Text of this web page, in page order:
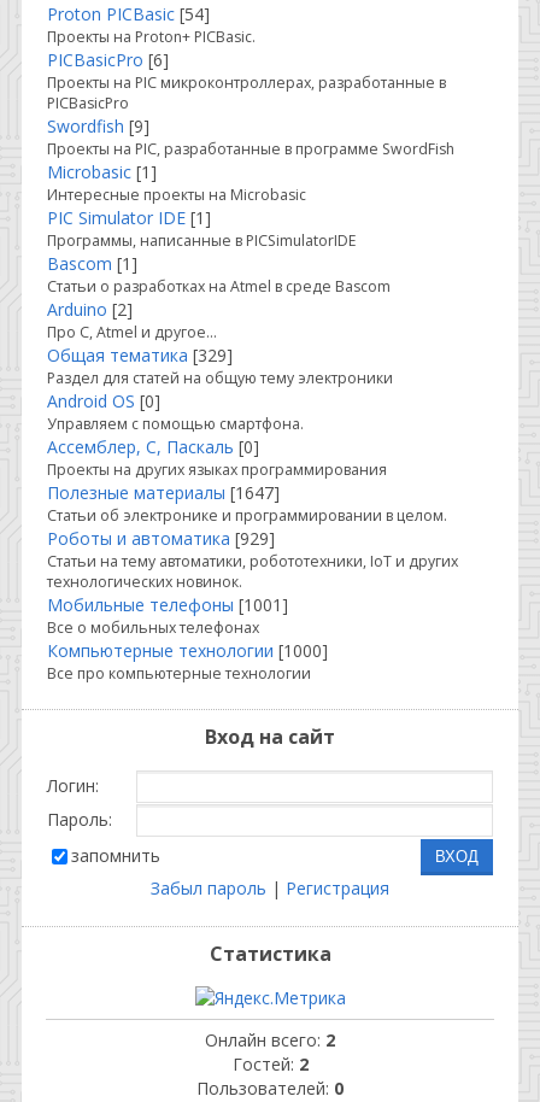
Proton PICBasic [54]
Проекты на Proton+ PICBasic.
PICBasicPro [6]
Проекты на PIC микроконтроллерах, разработанные в
PICBasicPro
Swordfish [9]
Проекты на PIC, разработанные в программе SwordFish
Microbasic [1]
Интересные проекты на Microbasic
PIC Simulator IDE [1]
Программы, написанные в PICSimulatorIDE
Bascom [1]
Статьи о разработках на Atmel в среде Bascom
Arduino [2]
Про C, Atmel и другое...
Общая тематика [329]
Раздел для статей на общую тему электроники
Android OS [0]
Управляем с помощью смартфона.
Ассемблер, С, Паскаль [0]
Проекты на других языках программирования
Полезные материалы [1647]
Статьи об электронике и программировании в целом.
Роботы и автоматика [929]
Статьи на тему автоматики, робототехники, IoT и других
технологических новинок.
Мобильные телефоны [1001]
Все о мобильных телефонах
Компьютерные технологии [1000]
Все про компьютерные технологии
Вход на сайт
Логин:
Пароль:
запомнить
Забыл пароль | Регистрация
Статистика
Онлайн всего: 2
Гостей: 2
Пользователей: 0